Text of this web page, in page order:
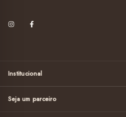
Institucional
Seja um parceiro